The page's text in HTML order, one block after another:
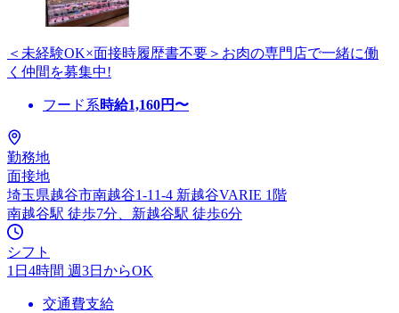
＜未経験OK×面接時履歴書不要＞お肉の専門店で一緒に働
く仲間を募集中!
フード系時給1,160円〜
勤務地
面接地
埼玉県越谷市南越谷1-11-4 新越谷VARIE 1階
南越谷駅 徒歩7分、新越谷駅 徒歩6分
シフト
1日4時間 週3日からOK
交通費支給